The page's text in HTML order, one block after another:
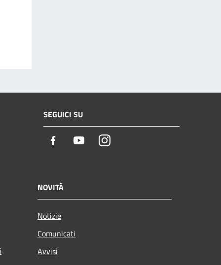
SEGUICI SU
Facebook YoutubeInstagram
NOVITÀ
Notizie
Comunicati
Avvisi